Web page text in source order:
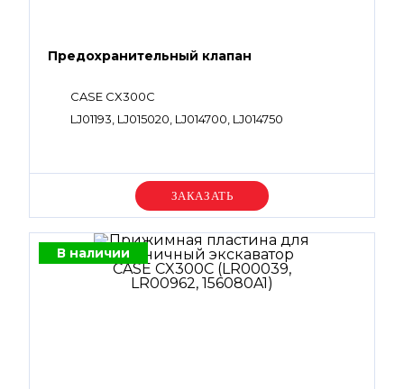
Предохранительный клапан
CASE CX300C
LJ01193, LJ015020, LJ014700, LJ014750
Уточняйте цену
В наличии